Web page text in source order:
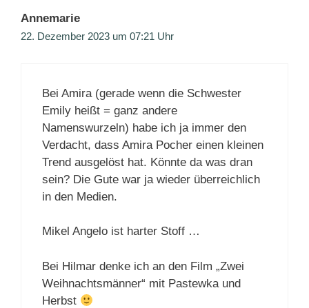
Annemarie
22. Dezember 2023 um 07:21 Uhr
Bei Amira (gerade wenn die Schwester
Emily heißt = ganz andere
Namenswurzeln) habe ich ja immer den
Verdacht, dass Amira Pocher einen kleinen
Trend ausgelöst hat. Könnte da was dran
sein? Die Gute war ja wieder überreichlich
in den Medien.
Mikel Angelo ist harter Stoff …
Bei Hilmar denke ich an den Film „Zwei
Weihnachtsmänner“ mit Pastewka und
Herbst